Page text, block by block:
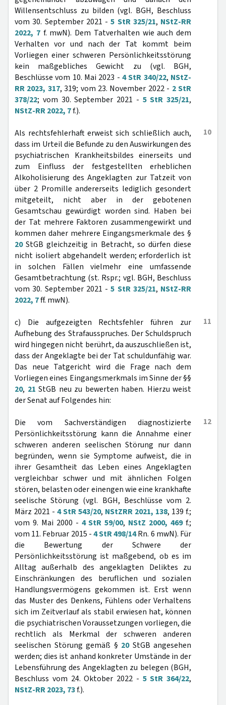
Willensentschluss zu bilden (vgl. BGH, Beschluss
vom 30. September 2021 -5 StR 325/21, NStZ-RR
2022, 7f. mwN). Dem Tatverhalten wie auch dem
Verhalten vor und nach der Tat kommt beim
Vorliegen einer schweren Persönlichkeitsstörung
kein maßgebliches Gewicht zu (vgl. BGH,
Beschlüsse vom 10. Mai 2023 - 4 StR 340/22, NStZ-
RR 2023, 317, 319; vom 23. November 2022 - 2 StR
378/22; vom 30. September 2021 - 5 StR 325/21,
NStZ-RR 2022, 7f.).
10
Als rechtsfehlerhaft erweist sich schließlich auch,
dass im Urteil die Befunde zu den Auswirkungen des
psychiatrischen Krankheitsbildes einerseits und
zum Einfluss der festgestellten erheblichen
Alkoholisierung des Angeklagten zur Tatzeit von
über 2 Promille andererseits lediglich gesondert
mitgeteilt, nicht aber in der gebotenen
Gesamtschau gewürdigt worden sind. Haben bei
der Tat mehrere Faktoren zusammengewirkt und
kommen daher mehrere Eingangsmerkmale des §
20StGB gleichzeitig in Betracht, so dürfen diese
nicht isoliert abgehandelt werden; erforderlich ist
in solchen Fällen vielmehr eine umfassende
Gesamtbetrachtung (st. Rspr.; vgl. BGH, Beschluss
vom 30. September 2021 -5 StR 325/21, NStZ-RR
2022, 7ff. mwN).
11
c) Die aufgezeigten Rechtsfehler führen zur
Aufhebung des Strafausspruches. Der Schuldspruch
wird hingegen nicht berührt, da auszuschließen ist,
dass der Angeklagte bei der Tat schuldunfähig war.
Das neue Tatgericht wird die Frage nach dem
Vorliegen eines Eingangsmerkmals im Sinne der §§
20, 21 StGB neu zu bewerten haben. Hierzu weist
der Senat auf Folgendes hin:
12
Die vom Sachverständigen diagnostizierte
Persönlichkeitsstörung kann die Annahme einer
schweren anderen seelischen Störung nur dann
begründen, wenn sie Symptome aufweist, die in
ihrer Gesamtheit das Leben eines Angeklagten
vergleichbar schwer und mit ähnlichen Folgen
stören, belasten oder einengen wie eine krankhafte
seelische Störung (vgl. BGH, Beschlüsse vom 2.
März 2021 - 4 StR 543/20, NStZRR 2021, 138, 139 f.;
vom 9. Mai 2000 - 4 StR 59/00, NStZ 2000, 469f.;
vom 11. Februar 2015 -4 StR 498/14Rn. 6 mwN). Für
die Bewertung der Schwere der
Persönlichkeitsstörung ist maßgebend, ob es im
Alltag außerhalb des angeklagten Deliktes zu
Einschränkungen des beruflichen und sozialen
Handlungsvermögens gekommen ist. Erst wenn
das Muster des Denkens, Fühlens oder Verhaltens
sich im Zeitverlauf als stabil erwiesen hat, können
die psychiatrischen Voraussetzungen vorliegen, die
rechtlich als Merkmal der schweren anderen
seelischen Störung gemäß § 20StGB angesehen
werden; dies ist anhand konkreter Umstände in der
Lebensführung des Angeklagten zu belegen (BGH,
Beschluss vom 24. Oktober 2022 - 5 StR 364/22,
NStZ-RR 2023, 73f.).